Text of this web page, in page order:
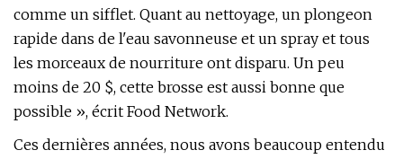
comme un sifflet. Quant au nettoyage, un plongeon
rapide dans de l'eau savonneuse et un spray et tous
les morceaux de nourriture ont disparu. Un peu
moins de 20 $, cette brosse est aussi bonne que
possible », écrit Food Network.
Ces dernières années, nous avons beaucoup entendu